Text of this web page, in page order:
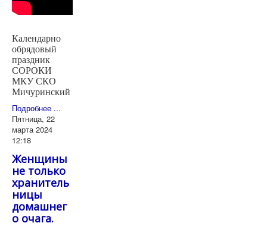
Календарно
обрядовый
праздник
СОРОКИ
МКУ СКО
Мичуринский
Подробнее ...
Пятница, 22
марта 2024
12:18
Женщины
не только
хранитель
ницы
домашнег
о очага.